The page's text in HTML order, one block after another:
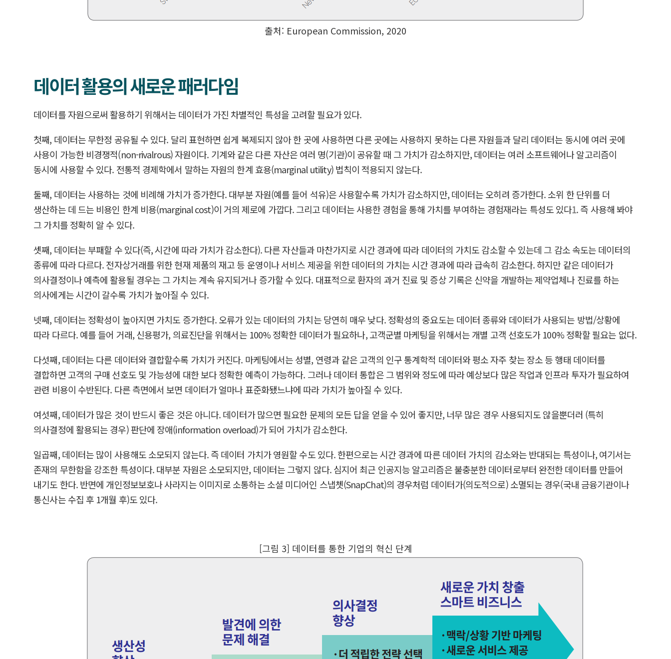
출처: European Commission, 2020
데이터 활용의 새로운 패러다임
데이터를 자원으로써 활용하기 위해서는 데이터가 가진 차별적인 특성을 고려할 필요가 있다.
첫째, 데이터는 무한정 공유될 수 있다. 달리 표현하면 쉽게 복제되지 않아 한 곳에 사용하면 다른 곳에는 사용하지 못하는 다른 자원들과 달리 데이터는 동시에 여러 곳에
사용이 가능한 비경쟁적(non-rivalrous) 자원이다. 기계와 같은 다른 자산은 여러 명(기관)이 공유할 때 그 가치가 감소하지만, 데이터는 여러 소프트웨어나 알고리즘이
동시에 사용할 수 있다. 전통적 경제학에서 말하는 자원의 한계 효용(marginal utility) 법칙이 적용되지 않는다.
둘째, 데이터는 사용하는 것에 비례해 가치가 증가한다. 대부분 자원(예를 들어 석유)은 사용할수록 가치가 감소하지만, 데이터는 오히려 증가한다. 소위 한 단위를 더
생산하는 데 드는 비용인 한계 비용(marginal cost)이 거의 제로에 가깝다. 그리고 데이터는 사용한 경험을 통해 가치를 부여하는 경험재라는 특성도 있다1. 즉 사용해 봐야
그 가치를 정확히 알 수 있다.
셋째, 데이터는 부패할 수 있다(즉, 시간에 따라 가치가 감소한다). 다른 자산들과 마찬가지로 시간 경과에 따라 데이터의 가치도 감소할 수 있는데 그 감소 속도는 데이터의
종류에 따라 다르다. 전자상거래를 위한 현재 제품의 재고 등 운영이나 서비스 제공을 위한 데이터의 가치는 시간 경과에 따라 급속히 감소한다. 하지만 같은 데이터가
의사결정이나 예측에 활용될 경우는 그 가치는 계속 유지되거나 증가할 수 있다. 대표적으로 환자의 과거 진료 및 증상 기록은 신약을 개발하는 제약업체나 진료를 하는
의사에게는 시간이 갈수록 가치가 높아질 수 있다.
넷째, 데이터는 정확성이 높아지면 가치도 증가한다. 오류가 있는 데이터의 가치는 당연히 매우 낮다. 정확성의 중요도는 데이터 종류와 데이터가 사용되는 방법/상황에
따라 다르다. 예를 들어 거래, 신용평가, 의료진단을 위해서는 100% 정확한 데이터가 필요하나, 고객군별 마케팅을 위해서는 개별 고객 선호도가 100% 정확할 필요는 없다.
다섯째, 데이터는 다른 데이터와 결합할수록 가치가 커진다. 마케팅에서는 성별, 연령과 같은 고객의 인구 통계학적 데이터와 평소 자주 찾는 장소 등 행태 데이터를
결합하면 고객의 구매 선호도 및 가능성에 대한 보다 정확한 예측이 가능하다. 그러나 데이터 통합은 그 범위와 정도에 따라 예상보다 많은 작업과 인프라 투자가 필요하여
관련 비용이 수반된다. 다른 측면에서 보면 데이터가 얼마나 표준화됐느냐에 따라 가치가 높아질 수 있다.
여섯째, 데이터가 많은 것이 반드시 좋은 것은 아니다. 데이터가 많으면 필요한 문제의 모든 답을 얻을 수 있어 좋지만, 너무 많은 경우 사용되지도 않을뿐더러 (특히
의사결정에 활용되는 경우) 판단에 장애(information overload)가 되어 가치가 감소한다.
일곱째, 데이터는 많이 사용해도 소모되지 않는다. 즉 데이터 가치가 영원할 수도 있다. 한편으로는 시간 경과에 따른 데이터 가치의 감소와는 반대되는 특성이나, 여기서는
존재의 무한함을 강조한 특성이다. 대부분 자원은 소모되지만, 데이터는 그렇지 않다. 심지어 최근 인공지능 알고리즘은 불충분한 데이터로부터 완전한 데이터를 만들어
내기도 한다. 반면에 개인정보보호나 사라지는 이미지로 소통하는 소셜 미디어인 스냅쳇(SnapChat)의 경우처럼 데이터가(의도적으로) 소멸되는 경우(국내 금융기관이나
통신사는 수집 후 1개월 후)도 있다.
[그림 3] 데이터를 통한 기업의 혁신 단계